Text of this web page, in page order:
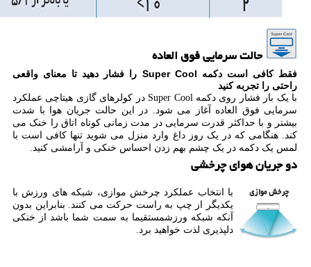
حالت سرمایی فوق العاده
فقط کافی است دکمه Super Cool را فشار دهید تا معنای واقعی
راحتی را تجربه کنید
با یک بار فشار روی دکمه Super Cool در کولرهای گازی هیتاچی عملکرد
سرمایی فوق العاده آغاز می شود. در این حالت جریان هوا با شدت
بیشتر و با حداکثر قدرت سرمایی در مدت زمانی کوتاه اتاق را خنک می
کند. هنگامی که در یک روز داغ وارد منزل می شوید تنها کافی است با
لمس یک دکمه در یک چشم بهم زدن احساس خنکی و آرامشی کنید.
دو جریان هوای چرخشی
با انتخاب عملکرد چرخش موازی، شبکه های ورزش با
یکدیگر از چپ به راست حرکت می کنند. بنابراین بدون
آنکه شبکه ورزشمستقیما به سمت شما باشد از خنکی
دلپذیری لذت خواهید برد.